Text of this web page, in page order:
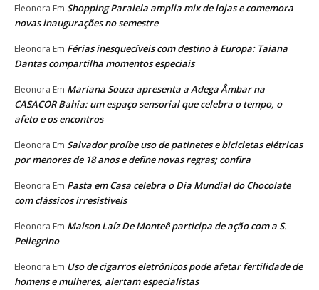
Eleonora Em Shopping Paralela amplia mix de lojas e comemora
novas inaugurações no semestre
Eleonora Em Férias inesquecíveis com destino à Europa: Taiana
Dantas compartilha momentos especiais
Eleonora Em Mariana Souza apresenta a Adega Âmbar na
CASACOR Bahia: um espaço sensorial que celebra o tempo, o
afeto e os encontros
Eleonora Em Salvador proíbe uso de patinetes e bicicletas elétricas
por menores de 18 anos e define novas regras; confira
Eleonora Em Pasta em Casa celebra o Dia Mundial do Chocolate
com clássicos irresistíveis
Eleonora Em Maison Laíz De Monteê participa de ação com a S.
Pellegrino
Eleonora Em Uso de cigarros eletrônicos pode afetar fertilidade de
homens e mulheres, alertam especialistas